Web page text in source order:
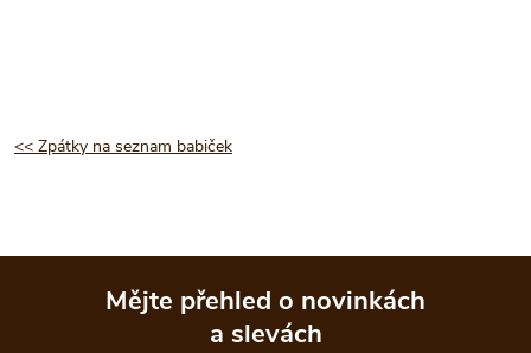
<< Zpátky na seznam babiček
Mějte přehled o novinkách
a slevách